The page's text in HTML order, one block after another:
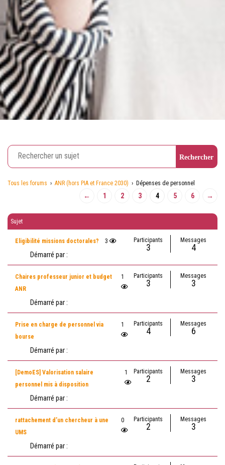
Tous les forums › ANR (hors PIA et France 2030) › Dépenses de personnel
← 1 2 3 4 5 6 →
Sujet
Eligibilité missions doctorales? 3
Démarré par :
Participants
3
Messages
4
Chaires professeur junior et budget
ANR
1
Démarré par :
Participants
3
Messages
3
Prise en charge de personnel via
bourse
1
Démarré par :
Participants
4
Messages
6
[DemoES] Valorisation salaire
personnel mis à disposition
1
Démarré par :
Participants
2
Messages
3
rattachement d’un chercheur à une
UMS
0
Démarré par :
Participants
2
Messages
3